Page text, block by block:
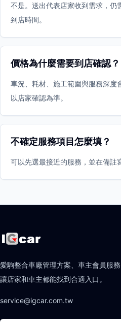
不是。送出代表店家收到需求，仍
到店時間。
價格為什麼需要到店確認？
車況、耗材、施工範圍與服務深度
以店家確認為準。
不確定服務項目怎麼填？
可以先選最接近的服務，並在備註
愛駒整合車廠管理方案、車主會員服
讓店家和車主都能找到合適入口。
service@igcar.com.tw